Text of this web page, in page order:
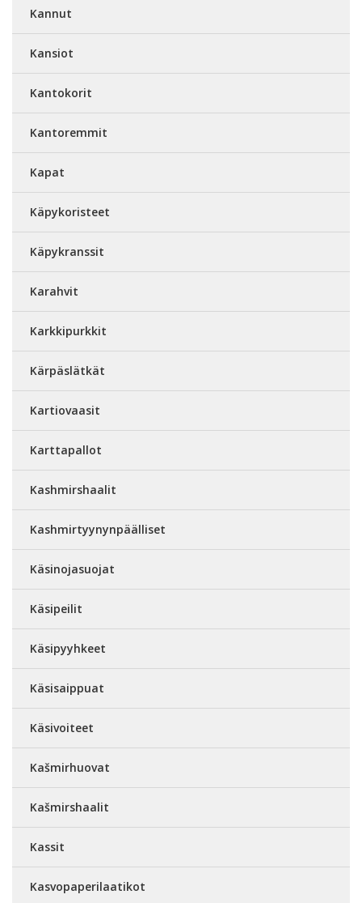
Kannut
Kansiot
Kantokorit
Kantoremmit
Kapat
Käpykoristeet
Käpykranssit
Karahvit
Karkkipurkkit
Kärpäslätkät
Kartiovaasit
Karttapallot
Kashmirshaalit
Kashmirtyynynpäälliset
Käsinojasuojat
Käsipeilit
Käsipyyhkeet
Käsisaippuat
Käsivoiteet
Kašmirhuovat
Kašmirshaalit
Kassit
Kasvopaperilaatikot